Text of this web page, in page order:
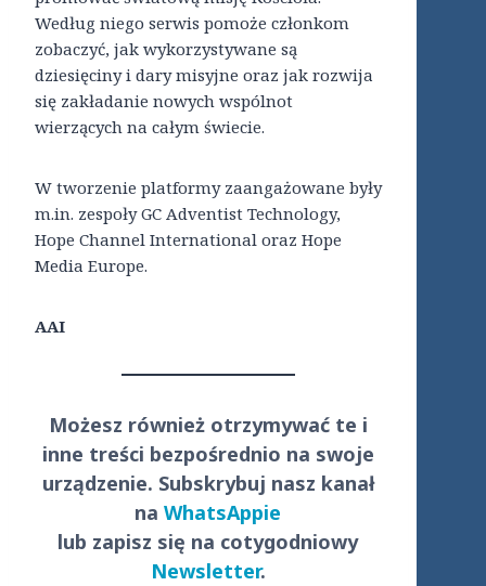
Według niego serwis pomoże członkom
zobaczyć, jak wykorzystywane są
dziesięciny i dary misyjne oraz jak rozwija
się zakładanie nowych wspólnot
wierzących na całym świecie.
W tworzenie platformy zaangażowane były
m.in. zespoły GC Adventist Technology,
Hope Channel International oraz Hope
Media Europe.
AAI
Możesz również otrzymywać te i
inne treści bezpośrednio na swoje
urządzenie. Subskrybuj nasz kanał
naWhatsAppie
lub zapisz się na cotygodniowy
Newsletter.